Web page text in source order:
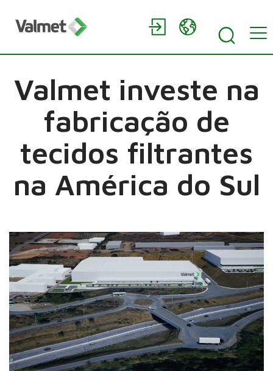
Valmet investe na
fabricação de
tecidos filtrantes
na América do Sul